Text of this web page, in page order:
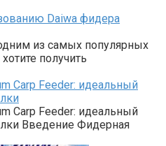
Daiwa фидера
из самых популярных
получить
Carp Feeder: идеальный
Carp Feeder: идеальный
Введение Фидерная